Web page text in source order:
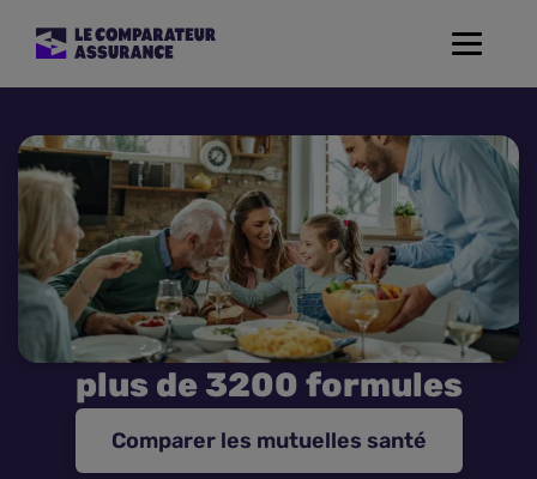
Toggle
Mutuelle Santé
Assurance Moto
Assurance Habitation
Assurance de prêt
plus de 3200 formules
Comparer les mutuelles santé